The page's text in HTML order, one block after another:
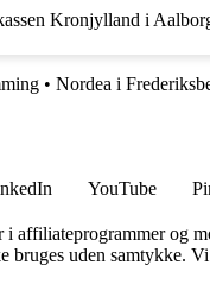
Kronjylland i
• Nordea i
YouTube
affiliateprogrammer og
uden samtykke.